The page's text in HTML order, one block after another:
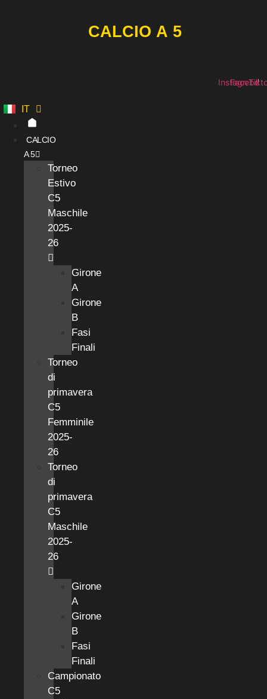
CALCIO A 5
Instagram
IT
ES
CALCIO
A 5
Torneo
Estivo
C5
Maschile
2025-
26
Girone
A
Girone
B
Fasi
Finali
Torneo
di
primavera
C5
Femminile
2025-
26
Torneo
di
primavera
C5
Maschile
2025-
26
Girone
A
Girone
B
Fasi
Finali
Campionato
C5